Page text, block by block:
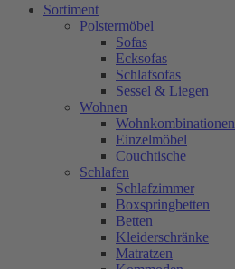
Sortiment
Polstermöbel
Sofas
Ecksofas
Schlafsofas
Sessel & Liegen
Wohnen
Wohnkombinationen
Einzelmöbel
Couchtische
Schlafen
Schlafzimmer
Boxspringbetten
Betten
Kleiderschränke
Matratzen